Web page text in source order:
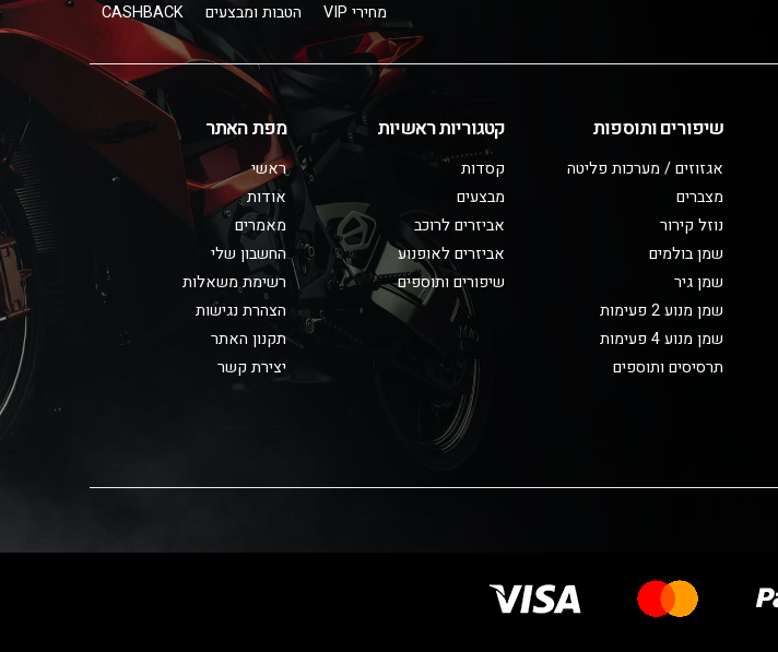
מחירי VIP הטבות ומבצעים CASHBACK
שיפורים ותוספות
אגזוזים / מערכות פליטה
מצברים
נוזל קירור
שמן בולמים
שמן גיר
שמן מנוע 2 פעימות
שמן מנוע 4 פעימות
תרסיסים ותוספים
קטגוריות ראשיות
קסדות
מבצעים
אביזרים לרוכב
אביזרים לאופנוע
שיפורים ותוספים
מפת האתר
ראשי
אודות
מאמרים
החשבון שלי
רשימת משאלות
הצהרת נגישות
תקנון האתר
יצירת קשר